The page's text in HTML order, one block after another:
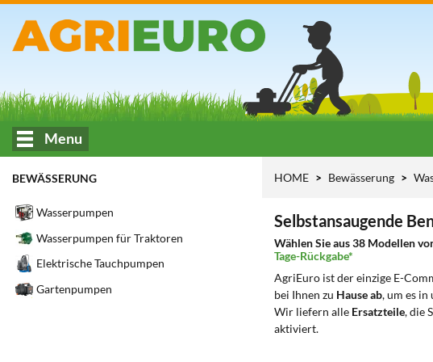
Menu
BEWÄSSERUNG
Wasserpumpen
Wasserpumpen für Traktoren
Elektrische Tauchpumpen
Gartenpumpen
HOME Bewässerung
Selbstansaugende
Wählen Sie aus 38 Modellen
Tage-Rückgabe*
AgriEuro ist der einzige E-
bei Ihnen zu Hause ab, um es in
Wir liefern alle Ersatzteile, die
aktiviert.